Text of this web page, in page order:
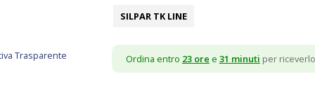
SILPAR TK LINE
Ordina entro 23 ore e 31 minuti per